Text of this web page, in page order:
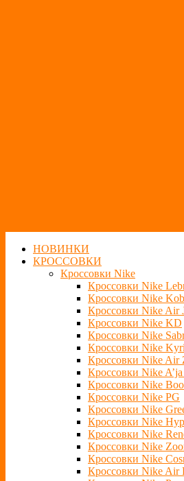
НОВИНКИ
КРОССОВКИ
Кроссовки Nike
Кроссовки Nike
Кроссовки Nike
Кроссовки Nike Air
Кроссовки Nike KD
Кроссовки Nike
Кроссовки Nike
Кроссовки Nike Air
Кроссовки Nike
Кроссовки Nike
Кроссовки Nike PG
Кроссовки Nike
Кроссовки Nike
Кроссовки Nike
Кроссовки Nike
Кроссовки Nike
Кроссовки Nike Air